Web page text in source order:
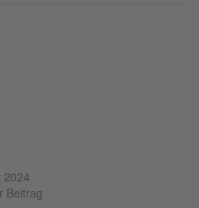
2024
Beitrag